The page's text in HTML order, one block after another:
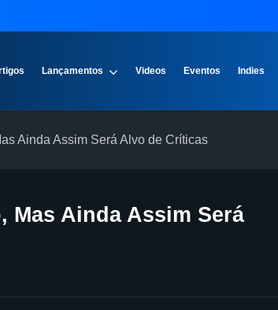
Lançamentos Videos Eventos Indies
Ainda Assim Será Alvo de Críticas
Mas Ainda Assim Será